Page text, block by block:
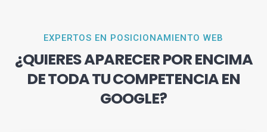
EXPERTOS EN POSICIONAMIENTO WEB
¿QUIERES APARECER POR ENCIMA
DE TODA TU COMPETENCIA EN
GOOGLE?